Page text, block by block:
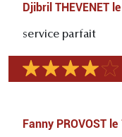
Djibril THEVENET le
service parfait
Fanny PROVOST le